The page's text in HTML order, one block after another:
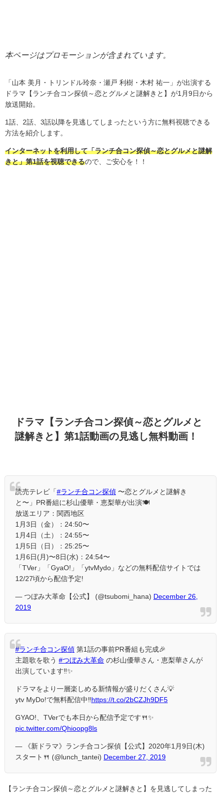
本ページはプロモーションが含まれています。
「山本 美月・トリンドル玲奈・瀬戸 利樹・木村 祐一」が出演する
ドラマ【ランチ合コン探偵～恋とグルメと謎解きと】が1月9日から
放送開始。
1 話、2話、3話以降を見逃してしまったという方に無料視聴できる
方法を紹介します。
インターネットを利用して「ランチ合コン探偵～恋とグルメと謎解
きと」第1話を視聴できるので、ご安心を！！
ドラマ【ランチ合コン探偵～恋とグルメと
謎解きと】第1話動画の見逃し無料動画！
読売テレビ「 #ランチ合コン探偵 〜恋とグルメと謎解き
と〜」PR番組に杉山優華・恵梨華が出演🍽
放送エリア：関西地区
1月3日（金）：24:50〜
1月4日（土）：24:55〜
1月5日（日）：25:25〜
1月6日(月)〜8日(水)：24:54〜
「TVer」「GyaO!」「ytvMydo」などの無料配信サイトでは
12/27頃から配信予定!
— つぼみ大革命【公式】 (@tsubomi_hana) December 26,
2019
#ランチ合コン探偵 第1話の事前PR番組も完成🎉
主題歌を歌う #つぼみ大革命 の杉山優華さん・恵梨華さんが
出演しています‼️✨
ドラマをより一層楽しめる新情報が盛りだくさん💡
ytv MyDo!で無料配信中‼️ https://t.co/2bCZJh9DF5
GYAO!、TVerでも本日から配信予定です🍴✨
pic.twitter.com/Qhioopg8ls
— 《新ドラマ》ランチ合コン探偵【公式】2020年1月9日(木)
スタート🍴 (@lunch_tantei) December 27, 2019
【ランチ合コン探偵～恋とグルメと謎解きと】を見逃してしまった